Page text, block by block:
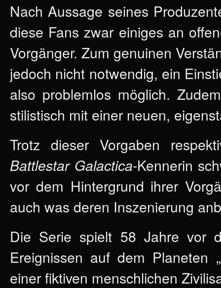
Nach Aussage seines
diese Fans zwar einiges an
Vorgänger. Zum genuinen
jedoch nicht notwendig, ein
also problemlos möglich.
stilistisch mit einer neuen,
Trotz dieser Vorgaben
Battlestar Galactica-Kennerin
vor dem Hintergrund ihrer
auch was deren Inszenierung
Die Serie spielt 58 Jahre vor
Ereignissen auf dem Planeten
einer fiktiven menschlichen